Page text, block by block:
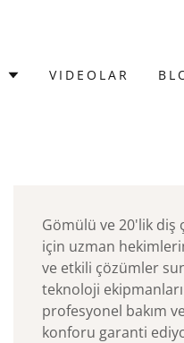
VIDEOLAR
Gömülü ve 20'lik diş
için uzman
ve etkili çözümler
teknoloji
profesyonel bakım
konforu garanti